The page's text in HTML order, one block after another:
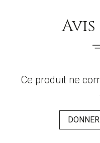
Ce produit ne